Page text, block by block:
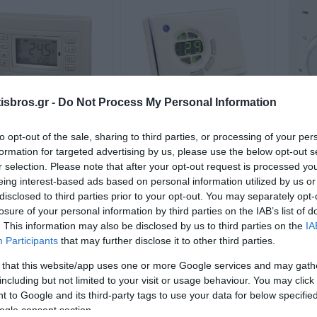
- Do Not Process My Personal Information
opt-out of the sale, sharing to third parties, or processing of your
for targeted advertising by us, please use the below opt-out
selection. Please note that after your opt-out request is processed
interest-based ads based on personal information utilized by us
to third parties prior to your opt-out. You may separately
of your personal information by third parties on the IAB’s list of
This information may also be disclosed by us to third parties on the
Participants that may further disclose it to other third parties.
that this website/app uses one or more Google services and may
but not limited to your visit or usage behaviour. You may
to Google and its third-party tags to use your data for below
consent section.
BS-812/P
Χώρου
Διαθέσιμο
64,28 €
+ΚΑΛΆΘΙ
BS-840
Προγραμματιζόμενος
Θερμοστάτης
Ενεργειακών Τζακιών
Διαθέσιμο
99,24 €
+ΚΑΛΆΘΙ